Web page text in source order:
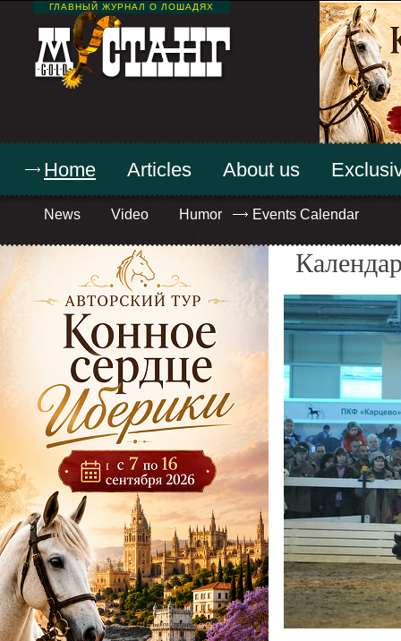
ГЛАВНЫЙ ЖУРНАЛ О ЛОШАДЯХ
Home
News Video Humor Events Calendar
Articles About us